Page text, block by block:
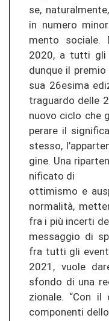
se,
in nu­me­ro
men­to
2020, a tutti gli
dun­que il pre­mio
sua 26esima
tra­guar­do delle
nuovo ciclo che
pe­ra­re il
st­es­so,
gi­ne. Una
ni­fi­ca­to di
ot­ti­mis­mo e
normalità,
fra i più in­cer­ti
mes­sag­gio di
fra tutti gli
2021, vuole
sfon­do di una
zio­na­le. “Con il
com­po­nen­ti